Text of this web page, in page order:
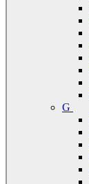
G